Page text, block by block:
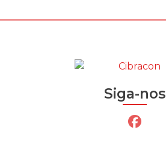
Siga-nos